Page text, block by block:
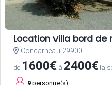
Location villa bord
Concarneau 29900
de 1600€ à 2400€ la
9 personne(s)